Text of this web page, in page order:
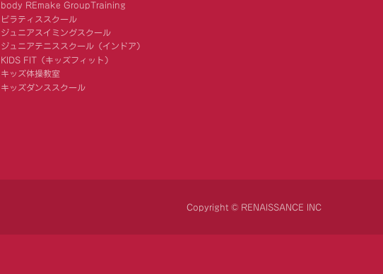
body REmake GroupTraining
ピラティススクール
ジュニアスイミングスクール
ジュニアテニススクール（インドア）
KIDS FIT（キッズフィット）
キッズ体操教室
キッズダンススクール
Copyright © RENAISSANCE INC